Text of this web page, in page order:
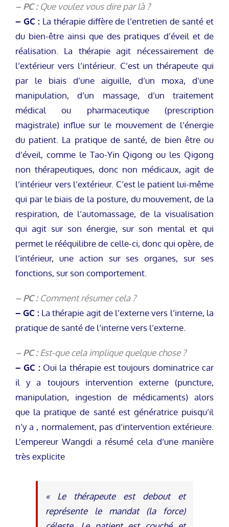
– PC : Que voulez vous dire par là ?
– GC : La thérapie diffère de l’entretien de santé et
du bien-être ainsi que des pratiques d’éveil et de
réalisation. La thérapie agit nécessairement de
l’extérieur vers l’intérieur. C’est un thérapeute qui
par le biais d’une aiguille, d’un moxa, d’une
manipulation, d’un massage, d’un traitement
médical ou pharmaceutique (prescription
magistrale) influe sur le mouvement de l’énergie
du patient. La pratique de santé, de bien être ou
d’éveil, comme le Tao-Yin Qigong ou les Qigong
non thérapeutiques, donc non médicaux, agit de
l’intérieur vers l’extérieur. C’est le patient lui-même
qui par le biais de la posture, du mouvement, de la
respiration, de l’automassage, de la visualisation
qui agit sur son énergie, sur son mental et qui
permet le rééquilibre de celle-ci, donc qui opère, de
l’intérieur, une action sur ses organes, sur ses
fonctions, sur son comportement.
– PC : Comment résumer cela ?
– GC : La thérapie agit de l’externe vers l’interne, la
pratique de santé de l’interne vers l’externe.
– PC :Est-que cela implique quelque chose ?
– GC : Oui la thérapie est toujours dominatrice car
il y a toujours intervention externe (puncture,
manipulation, ingestion de médicaments) alors
que la pratique de santé est génératrice puisqu’il
n’y a , normalement, pas d’intervention extérieure.
L’empereur Wangdi a résumé cela d’une manière
très explicite
« Le thérapeute est debout et
représente le mandat (la force)